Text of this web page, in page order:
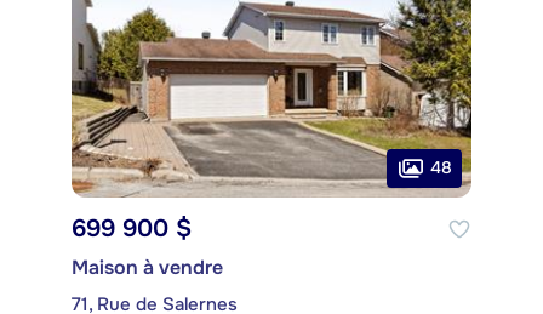
48
699 900 $
Maison à vendre
71, Rue de Salernes